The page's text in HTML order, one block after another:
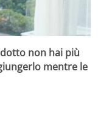
non hai più
mentre le